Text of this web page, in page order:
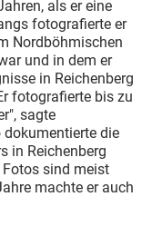
als er eine
fotografierte er
Nordböhmischen
und in dem er
in Reichenberg
fotografierte bis zu
sagte
dokumentierte die
in Reichenberg
sind meist
machte er auch